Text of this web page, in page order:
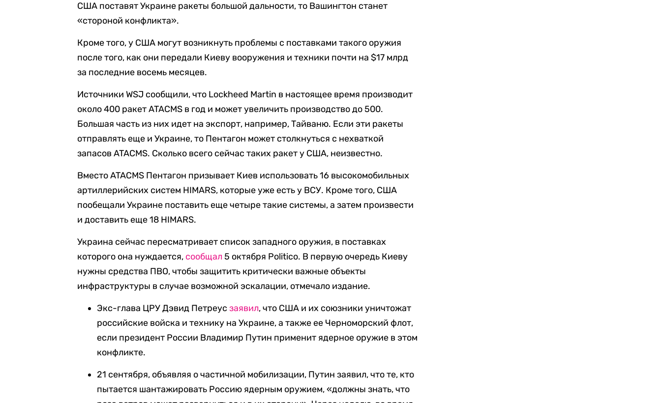
США поставят Украине ракеты большой дальности, то Вашингтон станет
«стороной конфликта».
Кроме того, у США могут возникнуть проблемы с поставками такого оружия
после того, как они передали Киеву вооружения и техники почти на $17 млрд
за последние восемь месяцев.
Источники WSJ сообщили, что Lockheed Martin в настоящее время производит
около 400 ракет ATACMS в год и может увеличить производство до 500.
Большая часть из них идет на экспорт, например, Тайваню. Если эти ракеты
отправлять еще и Украине, то Пентагон может столкнуться с нехваткой
запасов ATACMS. Сколько всего сейчас таких ракет у США, неизвестно.
Вместо ATACMS Пентагон призывает Киев использовать 16 высокомобильных
артиллерийских систем HIMARS, которые уже есть у ВСУ. Кроме того, США
пообещали Украине поставить еще четыре такие системы, а затем произвести
и доставить еще 18 HIMARS.
Украина сейчас пересматривает список западного оружия, в поставках
которого она нуждается, сообщал 5 октября Politico. В первую очередь Киеву
нужны средства ПВО, чтобы защитить критически важные объекты
инфраструктуры в случае возможной эскалации, отмечало издание.
Экс-глава ЦРУ Дэвид Петреусзаявил, что США и их союзники уничтожат
российские войска и технику на Украине, а также ее Черноморский флот,
если президент России Владимир Путин применит ядерное оружие в этом
конфликте.
21 сентября, объявляя о частичной мобилизации, Путин заявил, что те, кто
пытается шантажировать Россию ядерным оружием, «должны знать, что